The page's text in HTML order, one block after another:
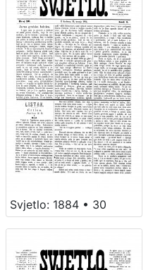
Svjetlo: 1884 • 30